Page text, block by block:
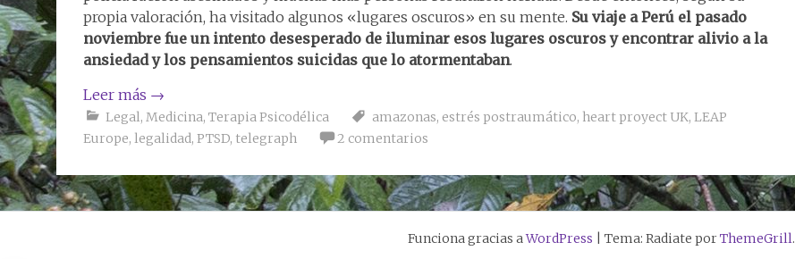
propia valoración, ha visitado algunos «lugares oscuros» en su mente. Su viaje a Perú el pasado
noviembre fue un intento desesperado de iluminar esos lugares oscuros y encontrar alivio a la
ansiedad y los pensamientos suicidas que lo atormentaban.
Leer más →
Legal, Medicina, Terapia Psicodélica amazonas, estrés postraumático, heart proyect UK, LEAP
Europe, legalidad, PTSD, telegraph 2 comentarios
Funciona gracias aWordPress Tema: Radiate porThemeGrill.